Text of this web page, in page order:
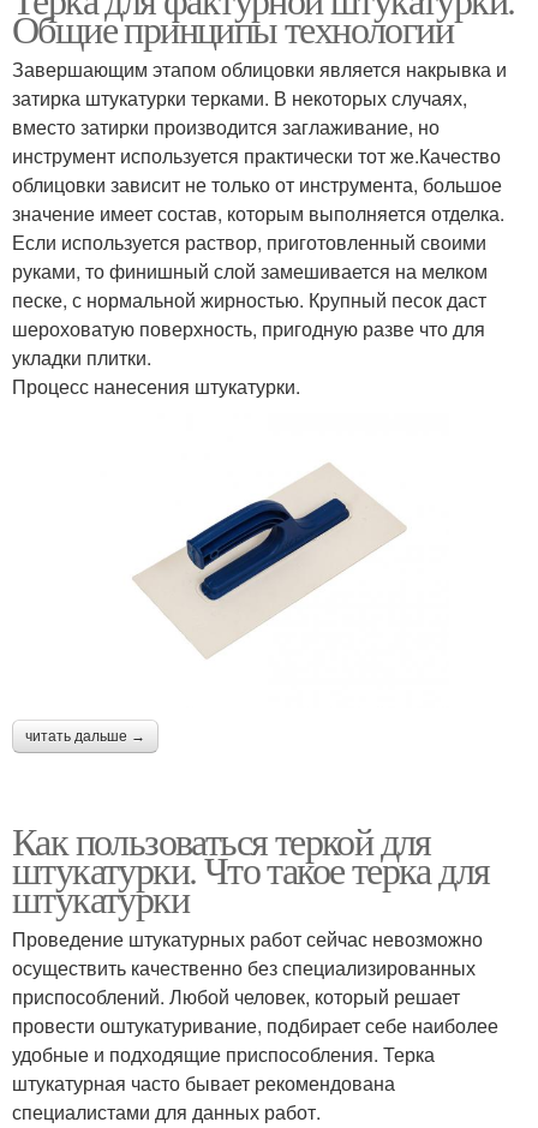
Общие принципы технологии
Завершающим этапом облицовки является накрывка и
затирка штукатурки терками. В некоторых случаях,
вместо затирки производится заглаживание, но
инструмент используется практически тот же.Качество
облицовки зависит не только от инструмента, большое
значение имеет состав, которым выполняется отделка.
Если используется раствор, приготовленный своими
руками, то финишный слой замешивается на мелком
песке, с нормальной жирностью. Крупный песок даст
шероховатую поверхность, пригодную разве что для
укладки плитки.
Процесс нанесения штукатурки.
читать дальше →
Как пользоваться теркой для
штукатурки. Что такое терка для
штукатурки
Проведение штукатурных работ сейчас невозможно
осуществить качественно без специализированных
приспособлений. Любой человек, который решает
провести оштукатуривание, подбирает себе наиболее
удобные и подходящие приспособления. Терка
штукатурная часто бывает рекомендована
специалистами для данных работ.